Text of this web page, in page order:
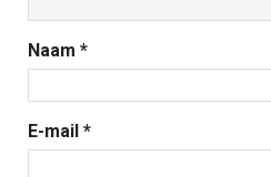
Naam *
E-mail *